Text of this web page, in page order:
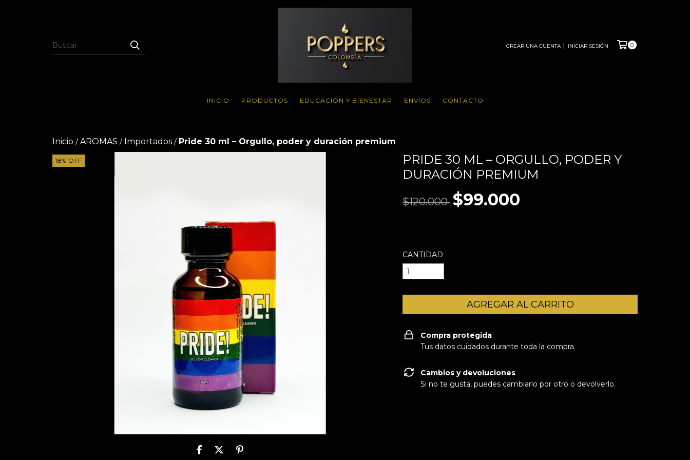
CREAR UNA CUENTA INICIAR SESIÓN 0
INICIO PRODUCTOS EDUCACIÓN Y BIENESTAR ENVÍOS CONTACTO
Inicio / AROMAS / Importados / Pride 30 ml – Orgullo, poder y duración premium
18% OFF
PRIDE 30 ML – ORGULLO, PODER Y
DURACIÓN PREMIUM
$120.000 $99.000
CANTIDAD
Compra protegida
Tus datos cuidados durante toda la compra.
Cambios y devoluciones
Si no te gusta, puedes cambiarlo por otro o devolverlo.